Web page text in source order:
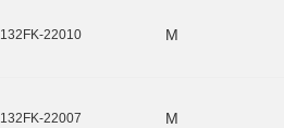
132FK-22010 M
132FK-22007 M